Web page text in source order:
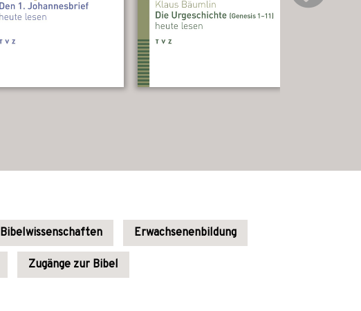
Bibelwissenschaften Erwachsenenbildung
Zugänge zur Bibel